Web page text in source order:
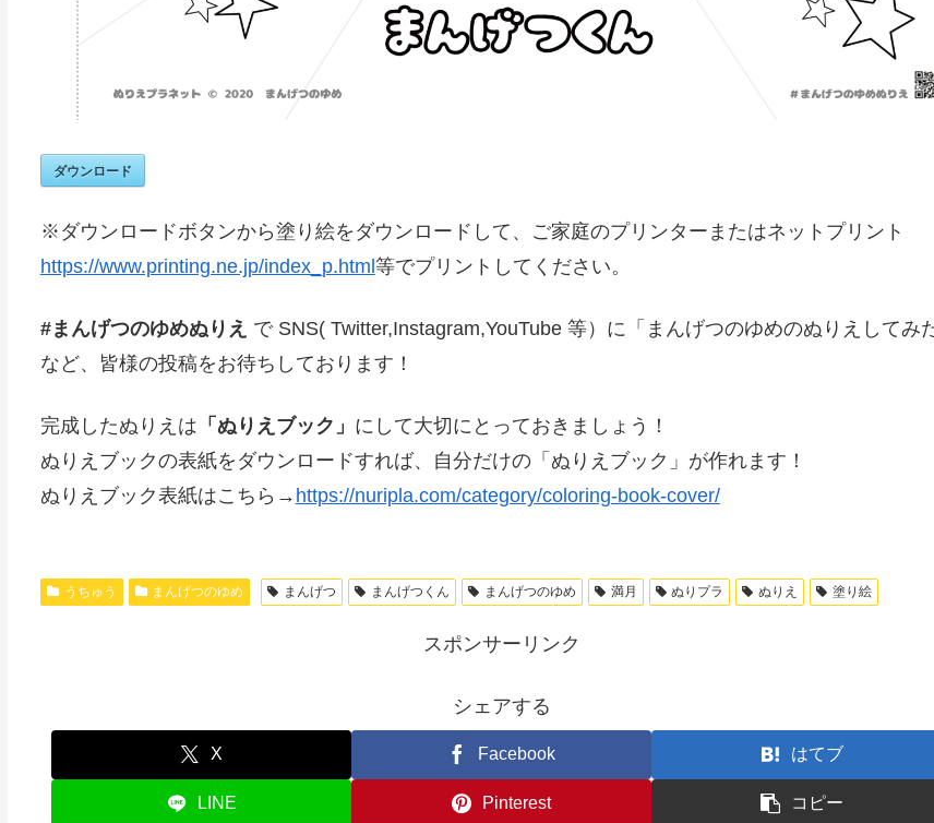
ダウンロード
※ダウンロードボタンから塗り絵をダウンロードして、ご家庭のプリンターまたはネットプリント
https://www.printing.ne.jp/index_p.html等でプリントしてください。
#まんげつのゆめぬりえ で SNS( Twitter,Instagram,YouTube 等）に「まんげつのゆめのぬりえしてみた
など、皆様の投稿をお待ちしております！
完成したぬりえは 「ぬりえブック」 にして大切にとっておきましょう！
ぬりえブックの表紙をダウンロードすれば、自分だけの「ぬりえブック」が作れます！
ぬりえブック表紙はこちら→ https://nuripla.com/category/coloring-book-cover/
うちゅう まんげつのゆめ まんげつ まんげつくん まんげつのゆめ 満月 ぬりプラ ぬりえ 塗り絵
スポンサーリンク
シェアする
X Facebook はてブ
LINE Pinterest コピー